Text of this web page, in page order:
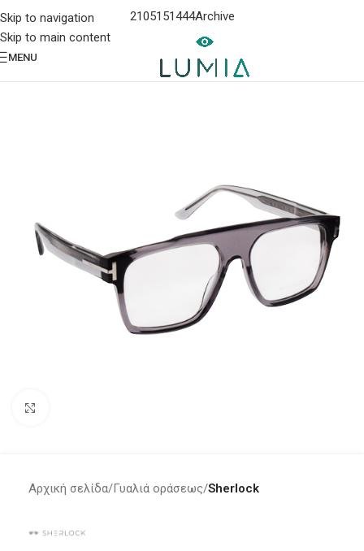
Skip to navigation
Skip to main content
2105151444Archive
MENU
Αρχική σελίδα Γυαλιά οράσεως Sherlock